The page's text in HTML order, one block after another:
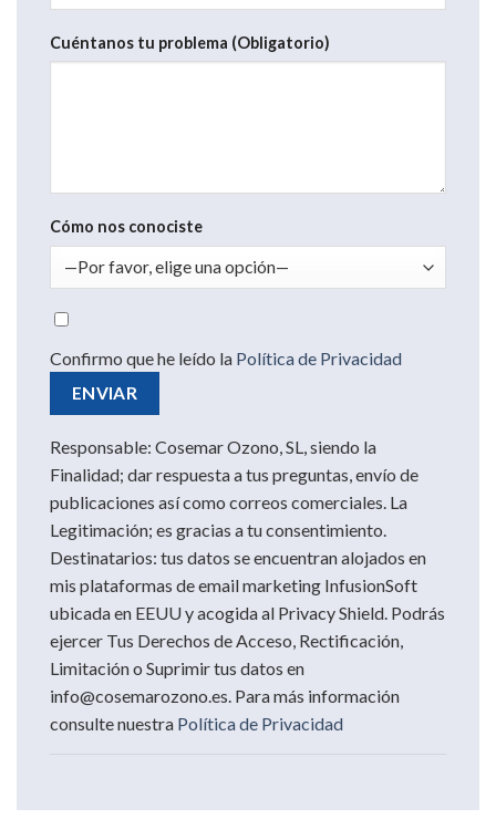
Cuéntanos tu problema (Obligatorio)
Cómo nos conociste
Confirmo que he leído la Política de Privacidad
Responsable: Cosemar Ozono, SL, siendo la
Finalidad; dar respuesta a tus preguntas, envío de
publicaciones así como correos comerciales. La
Legitimación; es gracias a tu consentimiento.
Destinatarios: tus datos se encuentran alojados en
mis plataformas de email marketing InfusionSoft
ubicada en EEUU y acogida al Privacy Shield. Podrás
ejercer Tus Derechos de Acceso, Rectificación,
Limitación o Suprimir tus datos en
info@cosemarozono.es. Para más información
consulte nuestra Política de Privacidad